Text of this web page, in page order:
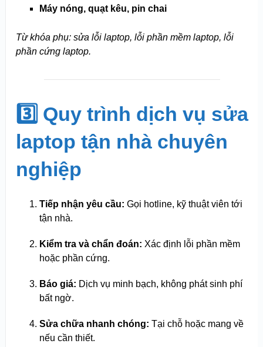
Máy nóng, quạt kêu, pin chai
Từ khóa phụ: sửa lỗi laptop, lỗi phần mềm laptop, lỗi
phần cứng laptop.
3️⃣ Quy trình dịch vụ sửa
laptop tận nhà chuyên
nghiệp
Tiếp nhận yêu cầu: Gọi hotline, kỹ thuật viên tới
tận nhà.
Kiểm tra và chẩn đoán: Xác định lỗi phần mềm
hoặc phần cứng.
Báo giá: Dịch vụ minh bạch, không phát sinh phí
bất ngờ.
Sửa chữa nhanh chóng: Tại chỗ hoặc mang về
nếu cần thiết.